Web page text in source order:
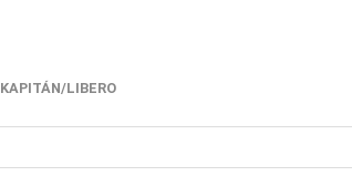
KAPITÁN/LIBERO